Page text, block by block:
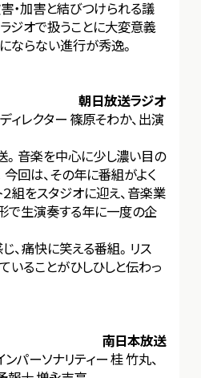
・加害と結びつけられる議
ジオで扱うことに大変意義
ならない進行が秀逸。
朝日放送ラジオ
ィレクター 篠原そわか、出演
音楽を中心に少し濃い目の
回は、その年に番組がよく
組をスタジオに迎え、音楽業
で生演奏する年に一度の企
、痛快に笑える番組。リス
いることがひしひしと伝わっ
南日本放送
パーソナリティー 桂 竹丸、